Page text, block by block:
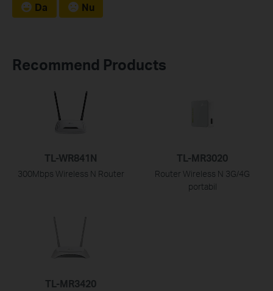
Da Nu
Recommend Products
TL-WR841N
300Mbps Wireless N Router
TL-MR3020
Router Wireless N 3G/4G
portabil
TL-MR3420